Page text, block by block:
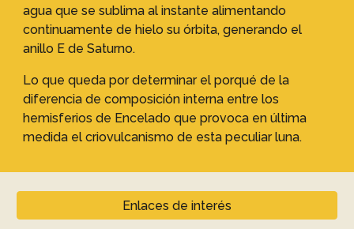
agua que se sublima al instante alimentando
continuamente de hielo su órbita, generando el
anillo E de Saturno.
Lo que queda por determinar el porqué de la
diferencia de composición interna entre los
hemisferios de Encelado que provoca en última
medida el criovulcanismo de esta peculiar luna.
Enlaces de interés